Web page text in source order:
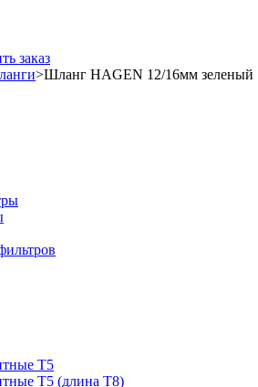
заказ
>Шланг HAGEN 12/16мм зеленый
T5
T5 (длина T8)